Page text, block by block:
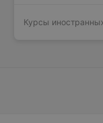
Курсы